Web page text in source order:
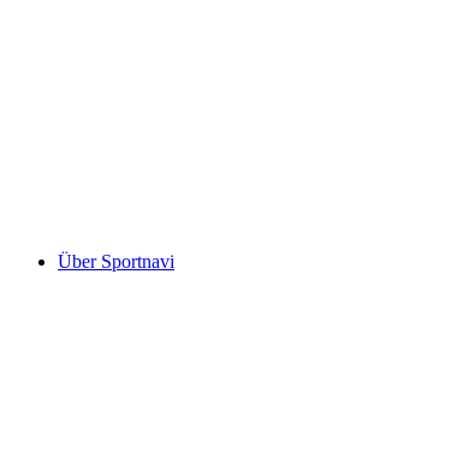
Über Sportnavi